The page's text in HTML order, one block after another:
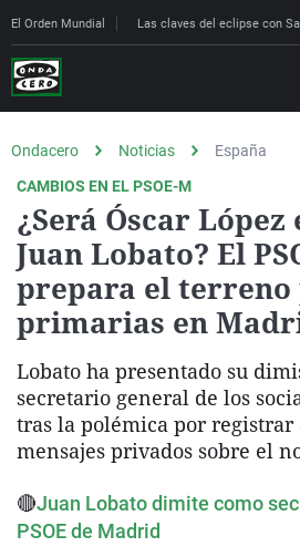
El Orden Mundial Las claves del eclipse con
Ondacero Noticias
España
CAMBIOS EN EL PSOE-M
¿Será Óscar
Juan Lobato? El
prepara el terreno
primarias en
Lobato ha presentado su
secretario general de los
tras la polémica por
mensajes privados sobre el
🔴Juan Lobato dimite como
PSOE de Madrid